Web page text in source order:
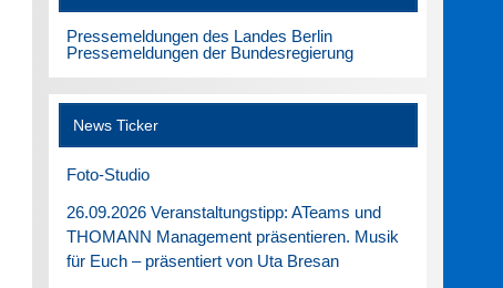
Pressemeldungen des Landes Berlin
Pressemeldungen der Bundesregierung
News Ticker
Foto-Studio
26.09.2026 Veranstaltungstipp: ATeams und
THOMANN Management präsentieren. Musik
für Euch – präsentiert von Uta Bresan